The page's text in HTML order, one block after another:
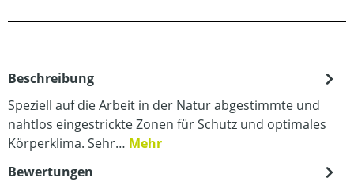
Beschreibung
Speziell auf die Arbeit in der Natur abgestimmte und
nahtlos eingestrickte Zonen für Schutz und optimales
Körperklima. Sehr… Mehr
Bewertungen